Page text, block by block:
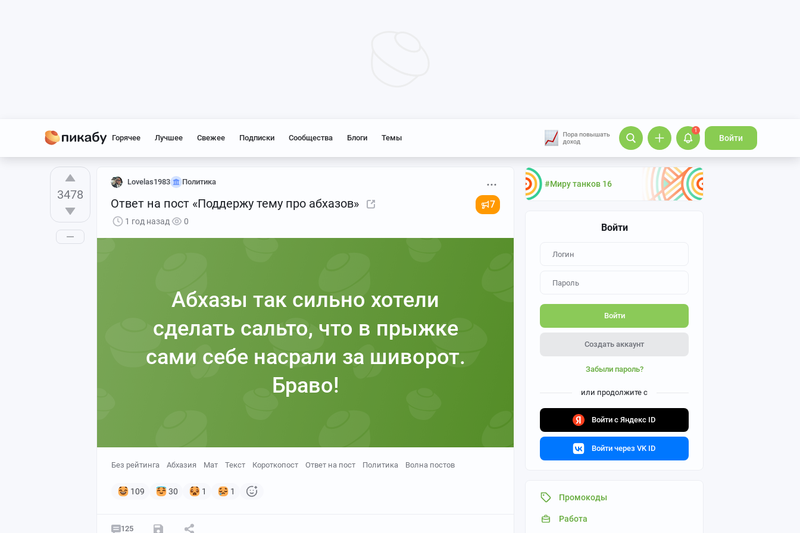
Горячее Лучшее Свежее Подписки Сообщества Блоги Темы
1
Войти
#Миру танков 16
Войти
Войти
Создать аккаунт
Забыли пароль?
или продолжите с
Войти с Яндекс ID
Войти через VK ID
Промокоды
Работа
3478
Lovelas1983 Политика
Ответ на пост «Поддержу тему про абхазов» 7
1 год назад 0
Абхазы так сильно хотели
сделать сальто, что в прыжке
сами себе насрали за шиворот.
Браво!
Без рейтинга Абхазия Мат Текст Короткопост Ответ на пост Политика Волна постов
109 30 1 1
125